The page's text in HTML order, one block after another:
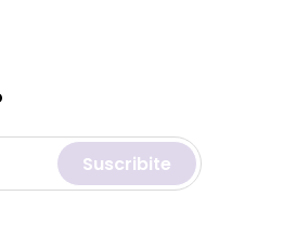
Suscribite